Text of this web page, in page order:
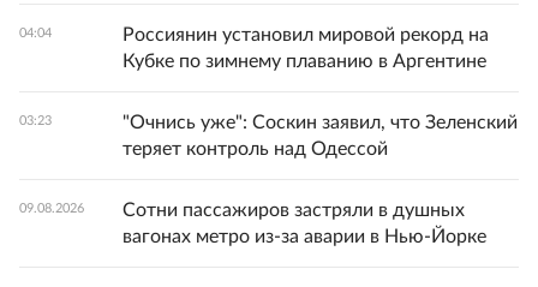
04:04
Россиянин установил мировой рекорд на
Кубке по зимнему плаванию в Аргентине
03:23
"Очнись уже": Соскин заявил, что Зеленский
теряет контроль над Одессой
09.08.2026
Сотни пассажиров застряли в душных
вагонах метро из-за аварии в Нью-Йорке